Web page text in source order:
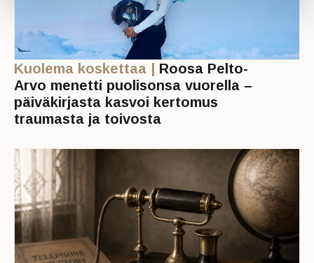
Kuolema koskettaa | Roosa Pelto-
Arvo menetti puolisonsa vuorella –
päiväkirjasta kasvoi kertomus
traumasta ja toivosta